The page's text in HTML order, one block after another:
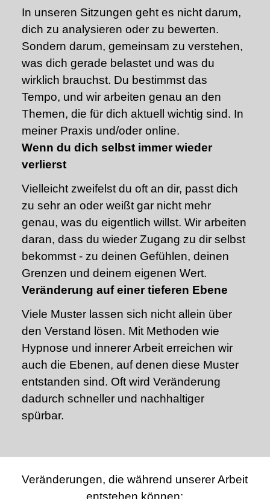
In unseren Sitzungen geht es nicht darum,
dich zu analysieren oder zu bewerten.
Sondern darum, gemeinsam zu verstehen,
was dich gerade belastet und was du
wirklich brauchst. Du bestimmst das
Tempo, und wir arbeiten genau an den
Themen, die für dich aktuell wichtig sind. In
meiner Praxis und/oder online.
Wenn du dich selbst immer wieder
verlierst
Vielleicht zweifelst du oft an dir, passt dich
zu sehr an oder weißt gar nicht mehr
genau, was du eigentlich willst. Wir arbeiten
daran, dass du wieder Zugang zu dir selbst
bekommst - zu deinen Gefühlen, deinen
Grenzen und deinem eigenen Wert.
Veränderung auf einer tieferen Ebene
Viele Muster lassen sich nicht allein über
den Verstand lösen. Mit Methoden wie
Hypnose und innerer Arbeit erreichen wir
auch die Ebenen, auf denen diese Muster
entstanden sind. Oft wird Veränderung
dadurch schneller und nachhaltiger
spürbar.
Veränderungen, die während unserer Arbeit
entstehen können: